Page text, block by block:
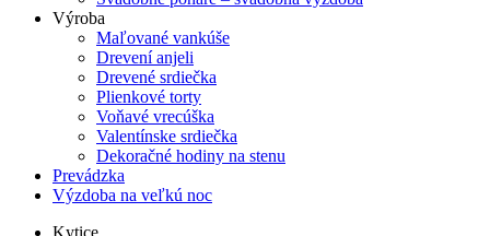
Výroba
Maľované vankúše
Drevení anjeli
Drevené srdiečka
Plienkové torty
Voňavé vrecúška
Valentínske srdiečka
Dekoračné hodiny na stenu
Prevádzka
Výzdoba na veľkú noc
Kytice